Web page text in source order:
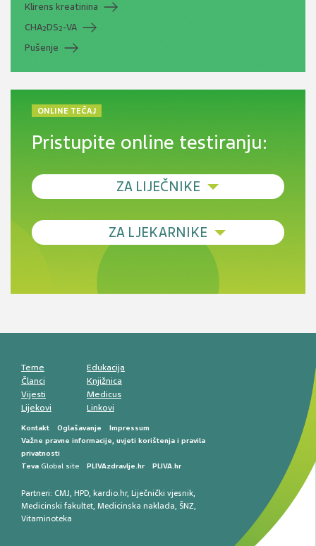
Klirens kreatinina
CHA2DS2-VA
Pušenje
ONLINE TEČAJ
Pristupite online testiranju:
ZA LIJEČNIKE
Debljina - od prevencije do personalizirane
Novi pogled na migrenu: komorbiditeti, spolne
razlike i nove terapije
smetnji do rane onkološke dijagnostike
ZA LJEKARNIKE
Antikoagulansi u ljekarničkoj praksi –
Teme
Članci
Vijesti
Lijekovi
Edukacija
Knjižnica
Medicus
Linkovi
Kontakt Oglašavanje
Impressum
Važne pravne informacije, uvjeti korištenja i pravila
privatnosti
Teva Global site PLIVAzdravlje.hr PLIVA.hr
Partneri: CMJ, HPD, kardio.hr, Liječnički vjesnik,
Medicinski fakultet, Medicinska naklada, ŠNZ,
Vitaminoteka